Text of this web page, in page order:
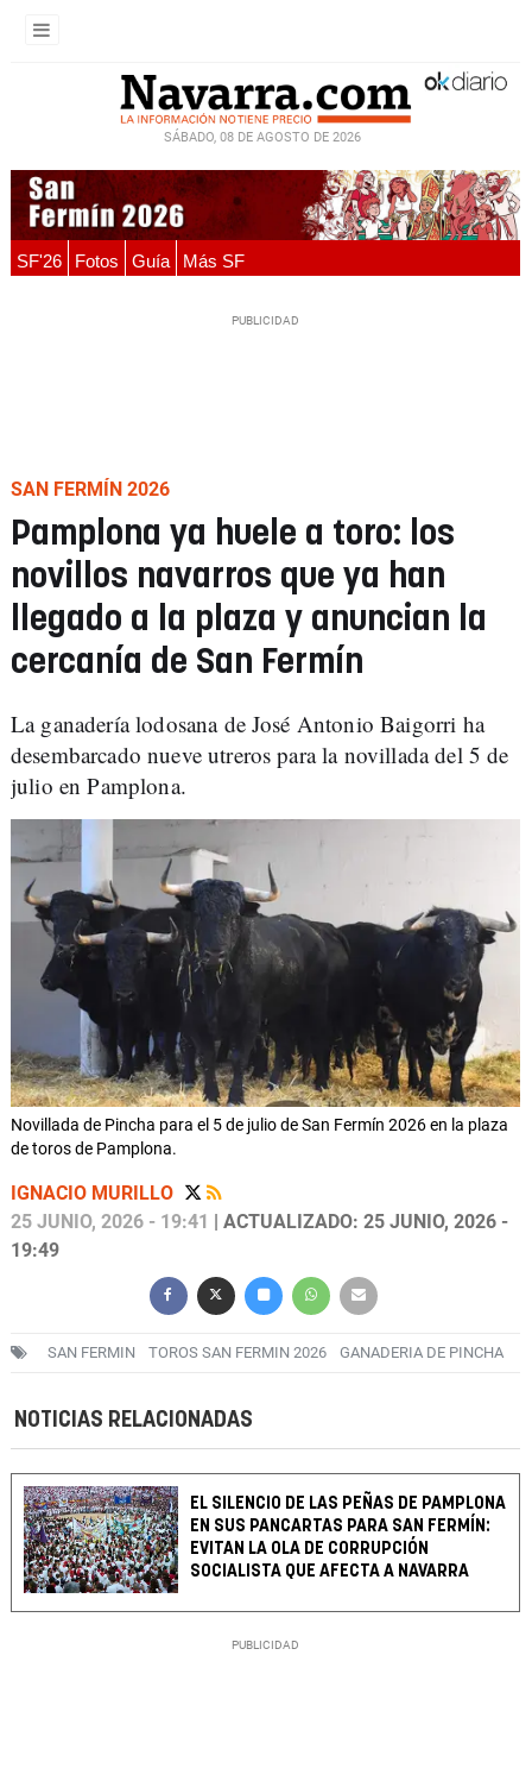
SÁBADO, 08 DE AGOSTO DE 2026
SF'26 Fotos Guía Más SF
SAN FERMÍN 2026
Pamplona ya huele a toro: los
novillos navarros que ya han
llegado a la plaza y anuncian la
cercanía de San Fermín
La ganadería lodosana de José Antonio Baigorri ha
desembarcado nueve utreros para la novillada del 5 de
julio en Pamplona.
Novillada de Pincha para el 5 de julio de San Fermín 2026 en la plaza
de toros de Pamplona.
IGNACIO MURILLO
25 JUNIO, 2026 - 19:41 | ACTUALIZADO: 25 JUNIO, 2026 -
19:49
SAN FERMIN TOROS SAN FERMIN 2026 GANADERIA DE PINCHA
NOTICIAS RELACIONADAS
EL SILENCIO DE LAS PEÑAS DE PAMPLONA
EN SUS PANCARTAS PARA SAN FERMÍN:
EVITAN LA OLA DE CORRUPCIÓN
SOCIALISTA QUE AFECTA A NAVARRA